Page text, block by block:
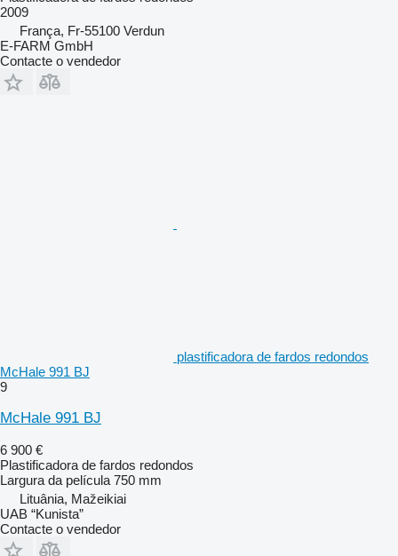
2009
França, Fr-55100 Verdun
E-FARM GmbH
Contacte o vendedor
plastificadora de fardos redondos
McHale 991 BJ
9
McHale 991 BJ
6 900 €
Plastificadora de fardos redondos
Largura da película 750 mm
Lituânia, Mažeikiai
UAB “Kunista”
Contacte o vendedor